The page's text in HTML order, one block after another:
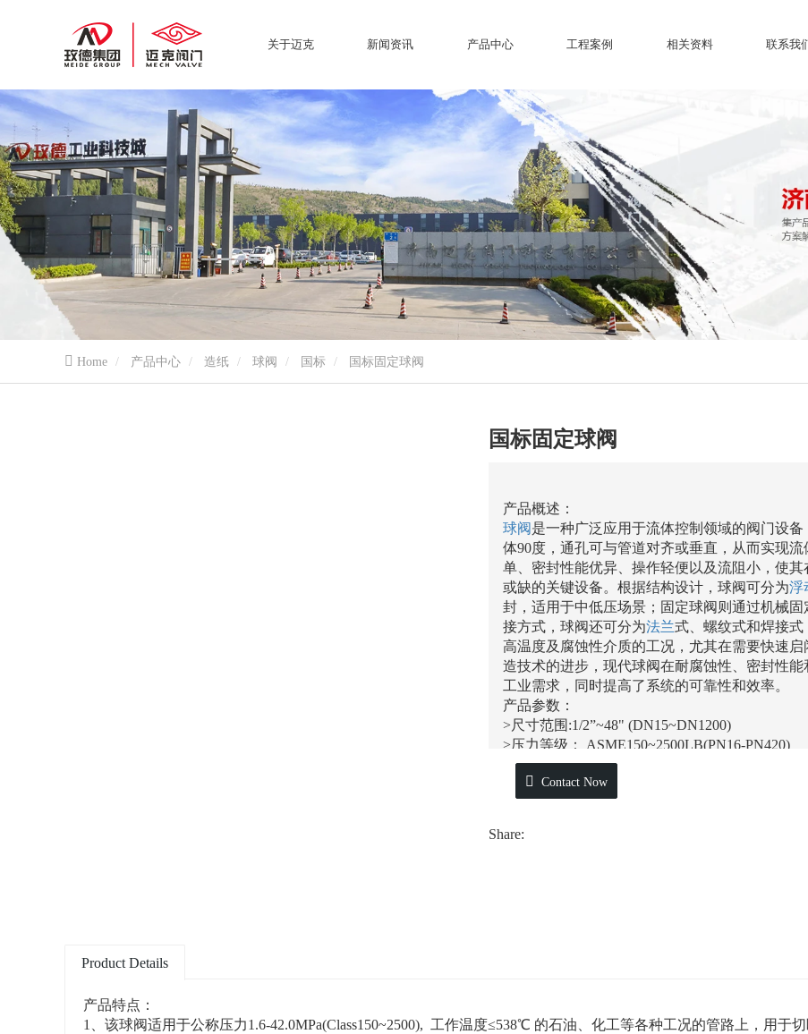
关于迈克 新闻资讯 产品中心 工程案例 相关资料 联系我
Home 产品中心 造纸 球阀 国标 国标固定球阀
国标固定球阀
产品概述：
球阀是一种广泛应用于流体控制领域的阀门设
体90度，通孔可与管道对齐或垂直，从而实现
单、密封性能优异、操作轻便以及流阻小，使
或缺的关键设备。根据结构设计，球阀可分为浮
封，适用于中低压场景；固定球阀则通过机械
接方式，球阀还可分为法兰式、螺纹式和焊接式
高温度及腐蚀性介质的工况，尤其在需要快速
造技术的进步，现代球阀在耐腐蚀性、密封性
工业需求，同时提高了系统的可靠性和效率。
产品参数：
>尺寸范围:1/2”~48" (DN15~DN1200)
>压力等级： ASME150~2500LB(PN16-PN420)
>温度范围：-46°℃-538°℃
>连接方式：法兰、焊接、螺纹等
>主体材质：碳钢、不锈钢、双相钢、合金钢等
>操作方式：手动、电动、气动、液动、气液动
Contact Now
Share:
Product Details
产品特点：
1、该球阀适用于公称压力1.6-42.0MPa(Class150~2500), 工作温度≤538℃ 的石油、化工等各种工况的管路上，用于